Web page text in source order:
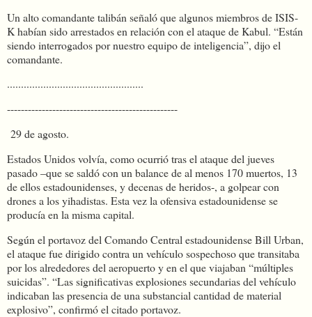
Un alto comandante talibán señaló que algunos miembros de ISIS-
K habían sido arrestados en relación con el ataque de Kabul. “Están
siendo interrogados por nuestro equipo de inteligencia”, dijo el
comandante.
.................................................
-------------------------------------------------
29 de agosto.
Estados Unidos volvía, como ocurrió tras el ataque del jueves
pasado –que se saldó con un balance de al menos 170 muertos, 13
de ellos estadounidenses, y decenas de heridos-, a golpear con
drones a los yihadistas. Esta vez la ofensiva estadounidense se
producía en la misma capital.
Según el portavoz del Comando Central estadounidense Bill Urban,
el ataque fue dirigido contra un vehículo sospechoso que transitaba
por los alrededores del aeropuerto y en el que viajaban “múltiples
suicidas”. “Las significativas explosiones secundarias del vehículo
indicaban las presencia de una substancial cantidad de material
explosivo”, confirmó el citado portavoz.